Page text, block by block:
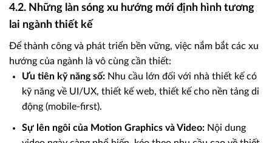
4.2. Những làn sóng xu hướng mới định hình tương
lai ngành thiết kế
Để thành công và phát triển bền vững, việc nắm bắt các xu
hướng của ngành là vô cùng cần thiết:
Ưu tiên kỹ năng số:Nhu cầu lớn đối với nhà thiết kế có
kỹ năng về UI/UX, thiết kế web, thiết kế cho nền tảng di
động (mobile-first).
Sự lên ngôi của Motion Graphics và Video:Nội dung